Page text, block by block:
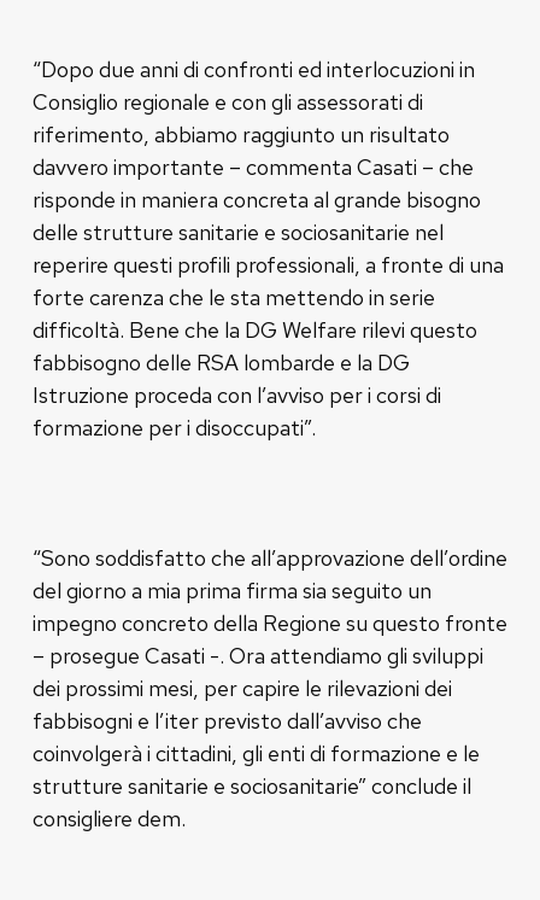
“Dopo due anni di confronti ed interlocuzioni in
Consiglio regionale e con gli assessorati di
riferimento, abbiamo raggiunto un risultato
davvero importante – commenta Casati – che
risponde in maniera concreta al grande bisogno
delle strutture sanitarie e sociosanitarie nel
reperire questi profili professionali, a fronte di una
forte carenza che le sta mettendo in serie
difficoltà. Bene che la DG Welfare rilevi questo
fabbisogno delle RSA lombarde e la DG
Istruzione proceda con l’avviso per i corsi di
formazione per i disoccupati”.
“Sono soddisfatto che all’approvazione dell’ordine
del giorno a mia prima firma sia seguito un
impegno concreto della Regione su questo fronte
– prosegue Casati -. Ora attendiamo gli sviluppi
dei prossimi mesi, per capire le rilevazioni dei
fabbisogni e l’iter previsto dall’avviso che
coinvolgerà i cittadini, gli enti di formazione e le
strutture sanitarie e sociosanitarie” conclude il
consigliere dem.